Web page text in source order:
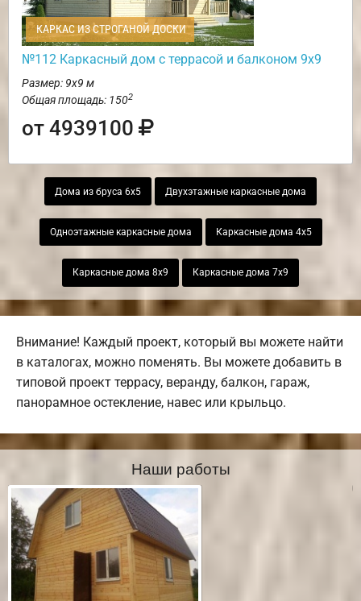
КАРКАС ИЗ СТРОГАНОЙ ДОСКИ
№112 Каркасный дом с террасой и балконом 9х9
Размер: 9х9 м
Общая площадь: 1502
от 4939100
Дома из бруса 6х5 Двухэтажные каркасные дома
Одноэтажные каркасные дома Каркасные дома 4х5
Каркасные дома 8х9 Каркасные дома 7х9
Внимание! Каждый проект, который вы можете найти
в каталогах, можно поменять. Вы можете добавить в
типовой проект террасу, веранду, балкон, гараж,
панорамное остекление, навес или крыльцо.
Наши работы